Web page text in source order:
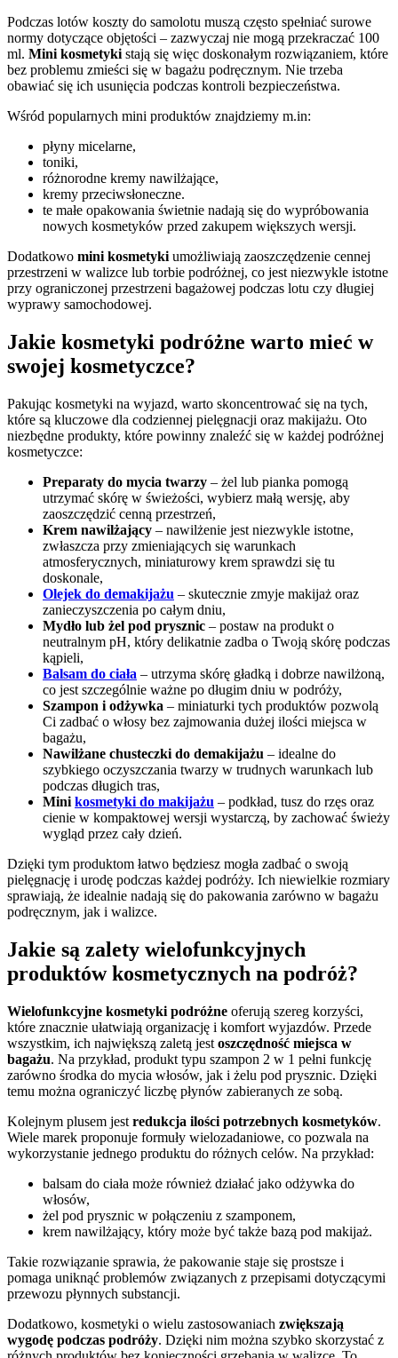
Podczas lotów koszty do samolotu muszą często spełniać surowe
normy dotyczące objętości – zazwyczaj nie mogą przekraczać 100
ml. Mini kosmetyki stają się więc doskonałym rozwiązaniem, które
bez problemu zmieści się w bagażu podręcznym. Nie trzeba
obawiać się ich usunięcia podczas kontroli bezpieczeństwa.
Wśród popularnych mini produktów znajdziemy m.in:
płyny micelarne,
toniki,
różnorodne kremy nawilżające,
kremy przeciwsłoneczne.
te małe opakowania świetnie nadają się do wypróbowania
nowych kosmetyków przed zakupem większych wersji.
Dodatkowo mini kosmetyki umożliwiają zaoszczędzenie cennej
przestrzeni w walizce lub torbie podróżnej, co jest niezwykle istotne
przy ograniczonej przestrzeni bagażowej podczas lotu czy długiej
wyprawy samochodowej.
Jakie kosmetyki podróżne warto mieć w
swojej kosmetyczce?
Pakując kosmetyki na wyjazd, warto skoncentrować się na tych,
które są kluczowe dla codziennej pielęgnacji oraz makijażu. Oto
niezbędne produkty, które powinny znaleźć się w każdej podróżnej
kosmetyczce:
Preparaty do mycia twarzy – żel lub pianka pomogą
utrzymać skórę w świeżości, wybierz małą wersję, aby
zaoszczędzić cenną przestrzeń,
Krem nawilżający – nawilżenie jest niezwykle istotne,
zwłaszcza przy zmieniających się warunkach
atmosferycznych, miniaturowy krem sprawdzi się tu
doskonale,
Olejek do demakijażu – skutecznie zmyje makijaż oraz
zanieczyszczenia po całym dniu,
Mydło lub żel pod prysznic – postaw na produkt o
neutralnym pH, który delikatnie zadba o Twoją skórę podczas
kąpieli,
Balsam do ciała – utrzyma skórę gładką i dobrze nawilżoną,
co jest szczególnie ważne po długim dniu w podróży,
Szampon i odżywka – miniaturki tych produktów pozwolą
Ci zadbać o włosy bez zajmowania dużej ilości miejsca w
bagażu,
Nawilżane chusteczki do demakijażu – idealne do
szybkiego oczyszczania twarzy w trudnych warunkach lub
podczas długich tras,
Mini kosmetyki do makijażu – podkład, tusz do rzęs oraz
cienie w kompaktowej wersji wystarczą, by zachować świeży
wygląd przez cały dzień.
Dzięki tym produktom łatwo będziesz mogła zadbać o swoją
pielęgnację i urodę podczas każdej podróży. Ich niewielkie rozmiary
sprawiają, że idealnie nadają się do pakowania zarówno w bagażu
podręcznym, jak i walizce.
Jakie są zalety wielofunkcyjnych
produktów kosmetycznych na podróż?
Wielofunkcyjne kosmetyki podróżne oferują szereg korzyści,
które znacznie ułatwiają organizację i komfort wyjazdów. Przede
wszystkim, ich największą zaletą jest oszczędność miejsca w
bagażu. Na przykład, produkt typu szampon 2 w 1 pełni funkcję
zarówno środka do mycia włosów, jak i żelu pod prysznic. Dzięki
temu można ograniczyć liczbę płynów zabieranych ze sobą.
Kolejnym plusem jest redukcja ilości potrzebnych kosmetyków.
Wiele marek proponuje formuły wielozadaniowe, co pozwala na
wykorzystanie jednego produktu do różnych celów. Na przykład:
balsam do ciała może również działać jako odżywka do
włosów,
żel pod prysznic w połączeniu z szamponem,
krem nawilżający, który może być także bazą pod makijaż.
Takie rozwiązanie sprawia, że pakowanie staje się prostsze i
pomaga uniknąć problemów związanych z przepisami dotyczącymi
przewozu płynnych substancji.
Dodatkowo, kosmetyki o wielu zastosowaniach zwiększają
wygodę podczas podróży. Dzięki nim można szybko skorzystać z